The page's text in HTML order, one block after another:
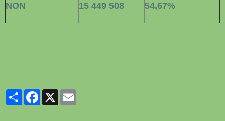
NON 15 449 508 54,67%
PartagerFacebook
X